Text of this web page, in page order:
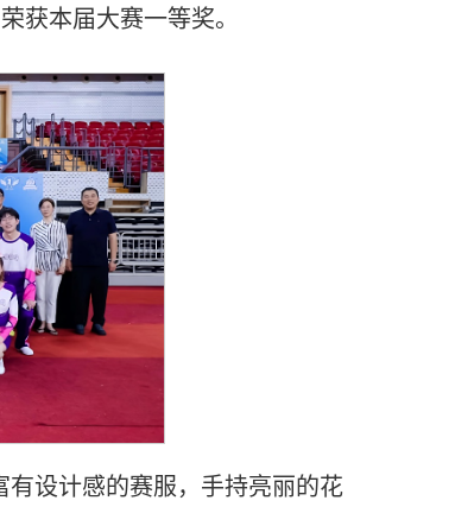
获本届大赛一等奖。
设计感的赛服，手持亮丽的花